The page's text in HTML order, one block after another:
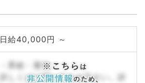
日給40,000円 ～
・昇給・賞与
詳しくはお問い合わせ下さい。詳